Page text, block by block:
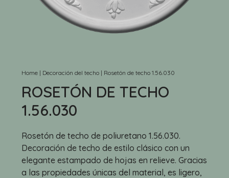
Home | Decoración del techo | Rosetón de techo 1.56.030
ROSETÓN DE TECHO
1.56.030
Rosetón de techo de poliuretano 1.56.030.
Decoración de techo de estilo clásico con un
elegante estampado de hojas en relieve. Gracias
a las propiedades únicas del material, es ligero,